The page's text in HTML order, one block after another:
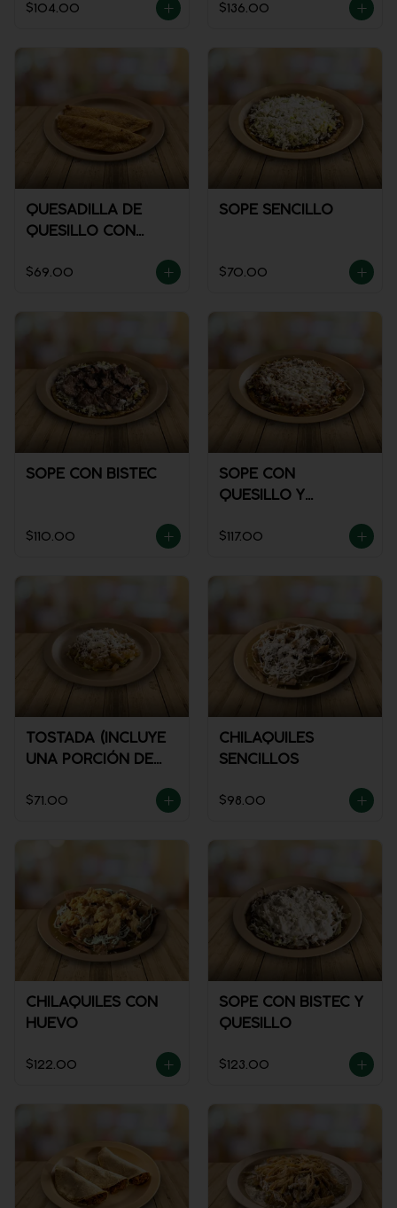
$104.00 $136.00
QUESADILLA DE
QUESILLO CON
$69.00
SOPE SENCILLO
$70.00
SOPE CON BISTEC
$110.00
SOPE CON
QUESILLO Y
$117.00
TOSTADA (INCLUYE
UNA PORCIÓN DE
$71.00
CHILAQUILES
SENCILLOS
$98.00
CHILAQUILES CON
HUEVO
$122.00
SOPE CON BISTEC Y
QUESILLO
$123.00